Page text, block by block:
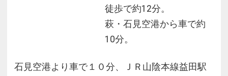
徒歩で約12分。
萩・石見空港から車で約
10分。
石見空港より車で１０分、ＪＲ山陰本線益田駅